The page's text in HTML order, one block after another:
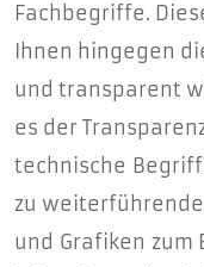
Fachbegriffe.
Ihnen hingegen
und transparent
es der
technische
zu
und Grafiken zum